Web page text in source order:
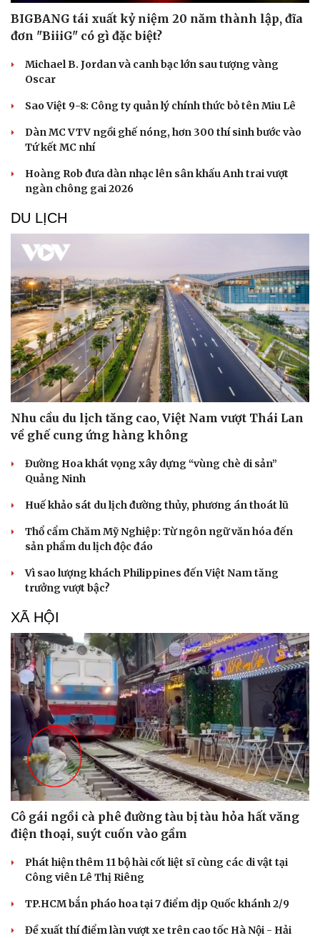
Văn hóa
Sân khấu - Điện ảnh
Văn học
Âm nhạc
Di sản
Giải trí
Nghệ sĩ
Thời trang
Sao Việt
BIGBANG tái xuất kỷ niệm 20 năm thành lập, đĩa
đơn "BiiiG" có gì đặc biệt?
Michael B. Jordan và canh bạc lớn sau tượng vàng
Oscar
Sao Việt 9-8: Công ty quản lý chính thức bỏ tên Miu Lê
Dàn MC VTV ngồi ghế nóng, hơn 300 thí sinh bước vào
Tứ kết MC nhí
Hoàng Rob đưa dàn nhạc lên sân khấu Anh trai vượt
ngàn chông gai 2026
DU LỊCH
Nhu cầu du lịch tăng cao, Việt Nam vượt Thái Lan
về ghế cung ứng hàng không
Đường Hoa khát vọng xây dựng “vùng chè di sản”
Quảng Ninh
Huế khảo sát du lịch đường thủy, phương án thoát lũ
Thổ cẩm Chăm Mỹ Nghiệp: Từ ngôn ngữ văn hóa đến
sản phẩm du lịch độc đáo
Vì sao lượng khách Philippines đến Việt Nam tăng
trưởng vượt bậc?
XÃ HỘI
Cô gái ngồi cà phê đường tàu bị tàu hỏa hất văng
điện thoại, suýt cuốn vào gầm
Phát hiện thêm 11 bộ hài cốt liệt sĩ cùng các di vật tại
Công viên Lê Thị Riêng
TP.HCM bắn pháo hoa tại 7 điểm dịp Quốc khánh 2/9
Đề xuất thí điểm làn vượt xe trên cao tốc Hà Nội - Hải